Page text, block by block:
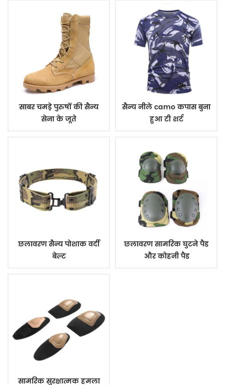
साबर चमड़े पुरुषों की सैन्य
सेना के जूते
सैन्य नीले camo कपास बुना
हुआ टी शर्ट
छलावरण सैन्य पोशाक वर्दी
बेल्ट
छलावरण सामरिक घुटने पैड
और कोहनी पैड
सामरिक सुरक्षात्मक हमला